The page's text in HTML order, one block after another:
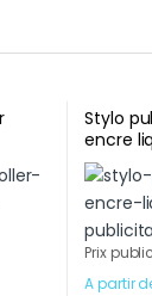
Stylo
encre
Prix public
A partir